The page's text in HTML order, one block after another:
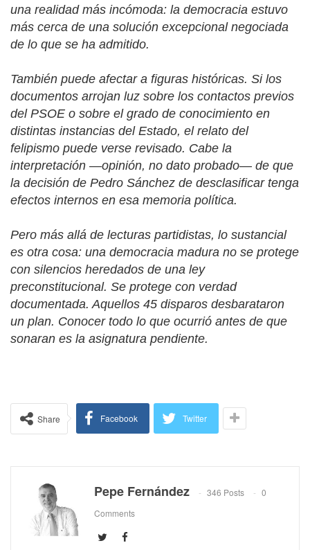
una realidad más incómoda: la democracia estuvo
más cerca de una solución excepcional negociada
de lo que se ha admitido.
También puede afectar a figuras históricas. Si los
documentos arrojan luz sobre los contactos previos
del PSOE o sobre el grado de conocimiento en
distintas instancias del Estado, el relato del
felipismo puede verse revisado. Cabe la
interpretación —opinión, no dato probado— de que
la decisión de Pedro Sánchez de desclasificar tenga
efectos internos en esa memoria política.
Pero más allá de lecturas partidistas, lo sustancial
es otra cosa: una democracia madura no se protege
con silencios heredados de una ley
preconstitucional. Se protege con verdad
documentada. Aquellos 45 disparos desbarataron
un plan. Conocer todo lo que ocurrió antes de que
sonaran es la asignatura pendiente.
Share Facebook Twitter
Pepe Fernández 346 Posts
0
Comments